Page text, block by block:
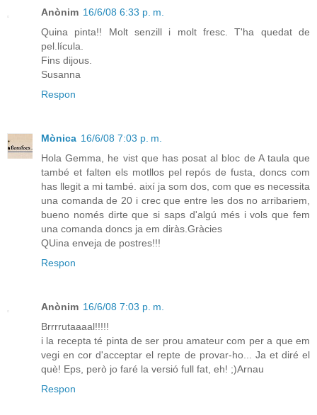
Anònim 16/6/08 6:33 p. m.
Quina pinta!! Molt senzill i molt fresc. T'ha quedat de
pel.lícula.
Fins dijous.
Susanna
Respon
Mònica 16/6/08 7:03 p. m.
Hola Gemma, he vist que has posat al bloc de A taula que
també et falten els motllos pel repós de fusta, doncs com
has llegit a mi també. així ja som dos, com que es necessita
una comanda de 20 i crec que entre les dos no arribariem,
bueno només dirte que si saps d'algú més i vols que fem
una comanda doncs ja em diràs.Gràcies
QUina enveja de postres!!!
Respon
Anònim 16/6/08 7:03 p. m.
Brrrrutaaaal!!!!!
i la recepta té pinta de ser prou amateur com per a que em
vegi en cor d'acceptar el repte de provar-ho... Ja et diré el
què! Eps, però jo faré la versió full fat, eh! ;)Arnau
Respon